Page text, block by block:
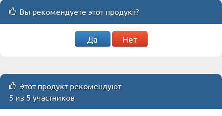
Вы рекомендуете этот продукт?
Да Нет
Этот продукт рекомендуют
5 из 5 участников